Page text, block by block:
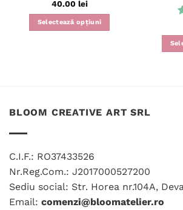
40.00 lei
Selectează opțiuni
BLOOM CREATIVE ART SRL
C.I.F.: RO37433526
Nr.Reg.Com.: J2017000527200
Sediu social: Str. Horea nr.104A,
Email: comenzi@bloomatelier.ro